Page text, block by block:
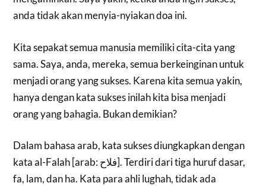
anda tidak akan menyia-nyiakan doa ini.
Kita sepakat semua manusia memiliki cita-cita yang
sama. Saya, anda, mereka, semua berkeinginan untuk
menjadi orang yang sukses. Karena kita semua yakin,
hanya dengan kata sukses inilah kita bisa menjadi
orang yang bahagia. Bukan demikian?
Dalam bahasa arab, kata sukses diungkapkan dengan
kata al-Falah [arab: فلاح]. Terdiri dari tiga huruf dasar,
fa, lam, dan ha. Kata para ahli lughah, tidak ada